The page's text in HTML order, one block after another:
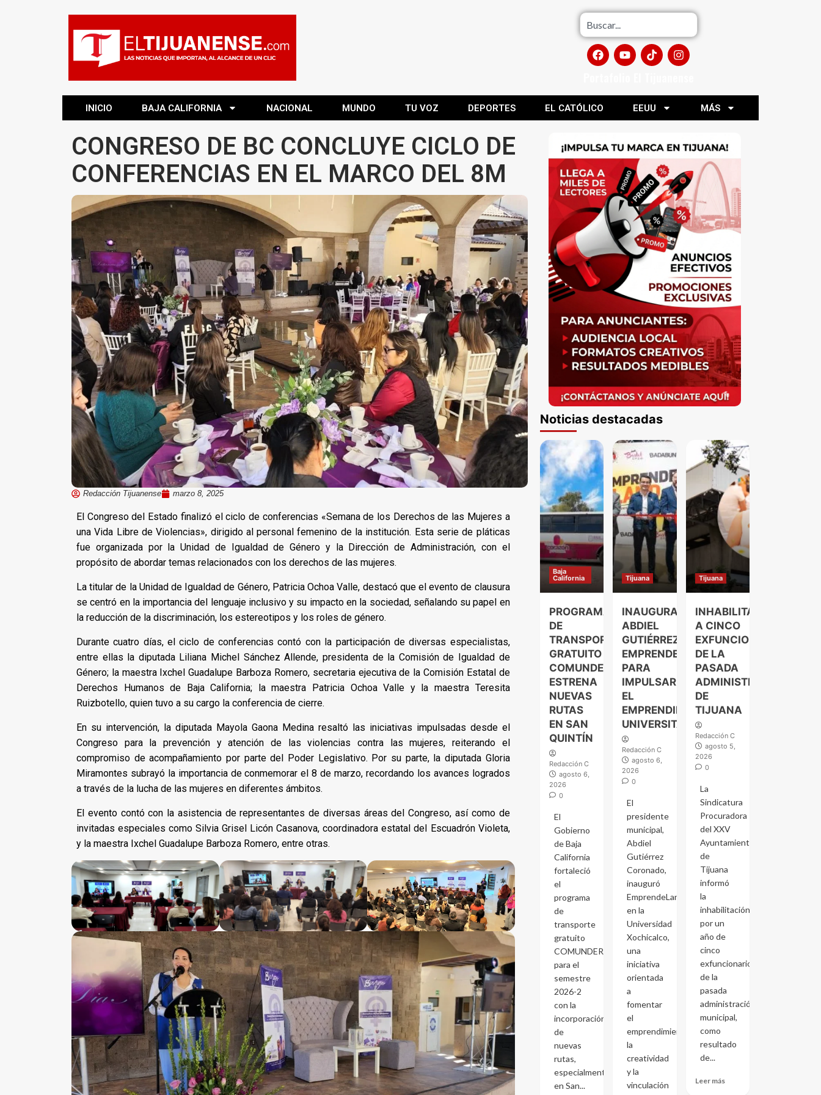
INICIO BAJA CALIFORNIA NACIONAL MUNDO TU VOZ DEPORTES EL CATÓLICO EEUU MÁS
CONGRESO DE BC CONCLUYE CICLO DE
CONFERENCIAS EN EL MARCO DEL 8M
Redacción Tijuanense marzo 8, 2025
El Congreso del Estado finalizó el ciclo de conferencias «Semana de los Derechos de las Mujeres a
una Vida Libre de Violencias», dirigido al personal femenino de la institución. Esta serie de pláticas
fue organizada por la Unidad de Igualdad de Género y la Dirección de Administración, con el
propósito de abordar temas relacionados con los derechos de las mujeres.
La titular de la Unidad de Igualdad de Género, Patricia Ochoa Valle, destacó que el evento de clausura
se centró en la importancia del lenguaje inclusivo y su impacto en la sociedad, señalando su papel en
la reducción de la discriminación, los estereotipos y los roles de género.
Durante cuatro días, el ciclo de conferencias contó con la participación de diversas especialistas,
entre ellas la diputada Liliana Michel Sánchez Allende, presidenta de la Comisión de Igualdad de
Género; la maestra Ixchel Guadalupe Barboza Romero, secretaria ejecutiva de la Comisión Estatal de
Derechos Humanos de Baja California; la maestra Patricia Ochoa Valle y la maestra Teresita
Ruizbotello, quien tuvo a su cargo la conferencia de cierre.
En su intervención, la diputada Mayola Gaona Medina resaltó las iniciativas impulsadas desde el
Congreso para la prevención y atención de las violencias contra las mujeres, reiterando el
compromiso de acompañamiento por parte del Poder Legislativo. Por su parte, la diputada Gloria
Miramontes subrayó la importancia de conmemorar el 8 de marzo, recordando los avances logrados
a través de la lucha de las mujeres en diferentes ámbitos.
El evento contó con la asistencia de representantes de diversas áreas del Congreso, así como de
invitadas especiales como Silvia Grisel Licón Casanova, coordinadora estatal del Escuadrón Violeta,
y la maestra Ixchel Guadalupe Barboza Romero, entre otras.
Noticias destacadas
Baja
California
PROGRAMA
DE
TRANSPORTE
GRATUITO
COMUNDER
ESTRENA
NUEVAS
RUTAS
EN SAN
QUINTÍN
Redacción C
agosto 6,
2026
0
El
Gobierno
de Baja
California
fortaleció
el
programa
de
transporte
gratuito
COMUNDER
para el
semestre
2026-2
con la
incorporación
de
nuevas
rutas,
especialmente
en San...
Tijuana
INAUGURA
ABDIEL
GUTIÉRREZ
EMPRENDELAND
PARA
IMPULSAR
EL
EMPRENDIMIENTO
UNIVERSITARIO
Redacción C
agosto 6,
2026
0
El
presidente
municipal,
Abdiel
Gutiérrez
Coronado,
inauguró
EmprendeLand
en la
Universidad
Xochicalco,
una
iniciativa
orientada
a
fomentar
el
emprendimiento,
la
creatividad
y la
vinculación
Tijuana
INHABILITAN
A CINCO
EXFUNCIONARIOS
DE LA
PASADA
ADMINISTRACIÓN
DE
TIJUANA
Redacción C
agosto 5,
2026
0
La
Sindicatura
Procuradora
del XXV
Ayuntamiento
de
Tijuana
informó
la
inhabilitación
por un
año de
cinco
exfuncionarios
de la
pasada
administración
municipal,
como
resultado
de...
Leer más